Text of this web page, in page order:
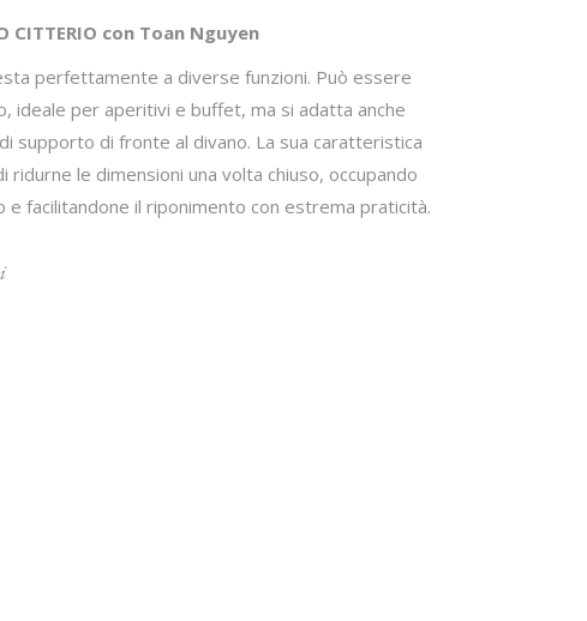
CITTERIO con Toan Nguyen
perfettamente a diverse funzioni. Può essere
ideale per aperitivi e buffet, ma si adatta anche
supporto di fronte al divano. La sua caratteristica
ridurne le dimensioni una volta chiuso, occupando
e facilitandone il riponimento con estrema praticità.